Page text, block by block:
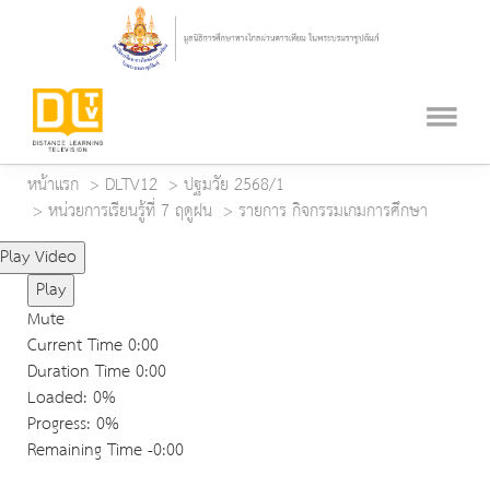
หน้าแรก DLTV12
ปฐมวัย 2568/1
หน่วยการเรียนรู้ที่ 7 ฤดูฝน
รายการ กิจกรรมเกมการศึกษา
Play Video
Play
Mute
Current Time0:00
Duration Time0:00
Loaded: 0%
Progress: 0%
Remaining Time-0:00